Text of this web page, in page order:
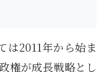
は2011年から始ま
権が成長戦略とし